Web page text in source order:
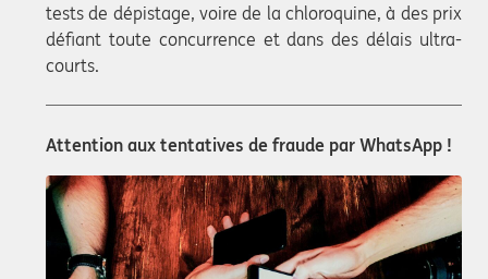
tests de dépistage, voire de la chloroquine, à des prix
défiant toute concurrence et dans des délais ultra-
courts.
Attention aux tentatives de fraude par WhatsApp !